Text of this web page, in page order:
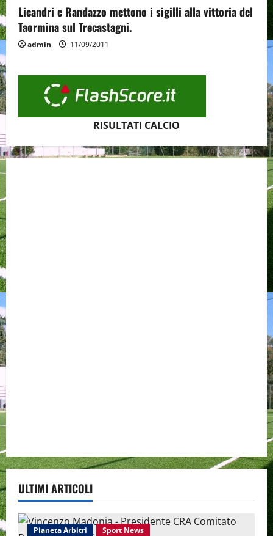
Licandri e Randazzo mettono i sigilli alla vittoria del
Taormina sul Trecastagni.
admin 11/09/2011
RISULTATI CALCIO
ULTIMI ARTICOLI
Pianeta Arbitri Sport News